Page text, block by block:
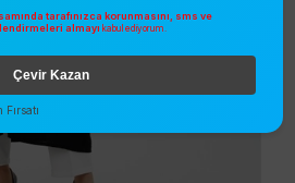
tarafınızca korunmasını, sms ve
almayı kabul ediyorum.
Çevir Kazan